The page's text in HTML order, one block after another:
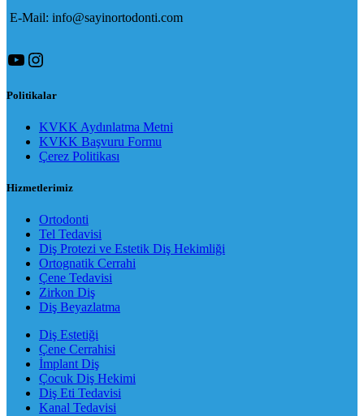
E-Mail: info@sayinortodonti.com
YouTube
Instagram
Politikalar
KVKK Aydınlatma Metni
KVKK Başvuru Formu
Çerez Politikası
Hizmetlerimiz
Ortodonti
Tel Tedavisi
Diş Protezi ve Estetik Diş Hekimliği
Ortognatik Cerrahi
Çene Tedavisi
Zirkon Diş
Diş Beyazlatma
Diş Estetiği
Çene Cerrahisi
İmplant Diş
Çocuk Diş Hekimi
Diş Eti Tedavisi
Kanal Tedavisi